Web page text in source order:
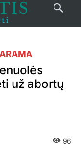
už abortų
96